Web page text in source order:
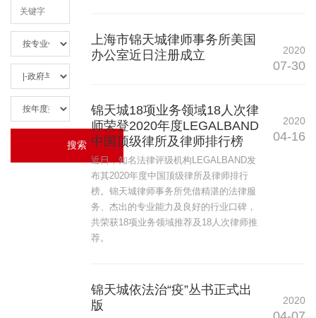
上海市锦天城律师事务所美国
办公室近日注册成立
2020
07-30
锦天城18项业务领域18人次律
师荣登2020年度LEGALBAND
中国顶级律所及律师排行榜
近日，知名法律评级机构LEGALBAND发
布其2020年度中国顶级律所及律师排行
榜。锦天城律师事务所凭借精湛的法律服
务、杰出的专业能力及良好的行业口碑，
共荣获18项业务领域推荐及18人次律师推
荐。
2020
04-16
锦天城依法治“疫”丛书正式出
版
2020